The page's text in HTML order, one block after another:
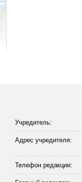
Учредитель:
Адрес учредителя:
Телефон редакции: